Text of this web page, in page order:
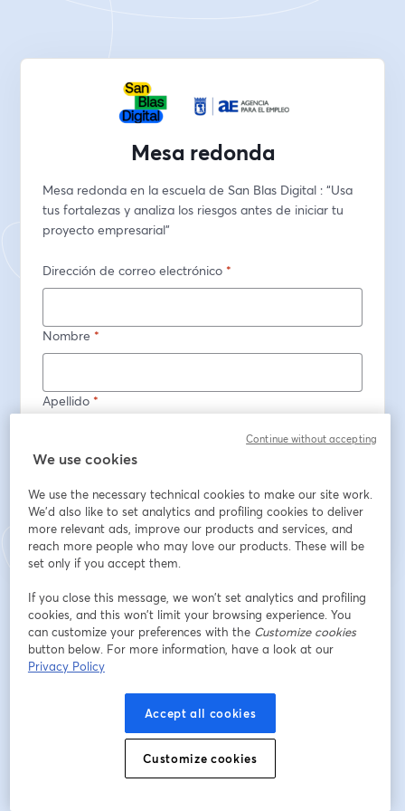
Mesa redonda
Mesa redonda en la escuela de San Blas Digital : “Usa
tus fortalezas y analiza los riesgos antes de iniciar tu
proyecto empresarial”
Dirección de correo electrónico *
Nombre *
Apellido *
¿Ya te registraste?Únete aquí
Al registrarte, aceptas nuestros Términos de servicio
se abre en una nueva pestaña
yPolítica de privacidad
Se compartirá tu información con el anfitrión.
We use cookies
We use the necessary technical cookies to make our site work.
We'd also like to set analytics and profiling cookies to deliver
more relevant ads, improve our products and services, and
reach more people who may love our products. These will be
set only if you accept them.
If you close this message, we won’t set analytics and profiling
cookies, and this won’t limit your browsing experience. You
can customize your preferences with the Customize cookies
button below. For more information, have a look at our
Privacy Policy
Accept all cookies
Customize cookies
Continue without accepting